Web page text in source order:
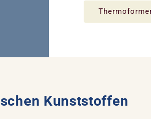
Kunststoffen